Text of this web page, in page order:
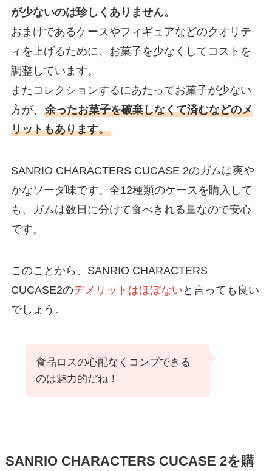
が少ないのは珍しくありません。
おまけであるケースやフィギュアなどのクオリテ
ィを上げるために、お菓子を少なくしてコストを
調整しています。
またコレクションするにあたってお菓子が少ない
方が、 余ったお菓子を破棄しなくて済むなどのメ
リットもあります。
SANRIO CHARACTERS CUCASE 2のガムは爽や
かなソーダ味です。全12種類のケースを購入して
も、ガムは数日に分けて食べきれる量なので安心
です。
このことから、SANRIO CHARACTERS
CUCASE2のデメリットはほぼない と言っても良い
でしょう。
食品ロスの心配なくコンプできる
のは魅力的だね！
SANRIO CHARACTERS CUCASE 2を購